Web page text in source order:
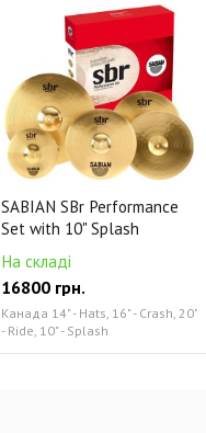
SABIAN SBr Performance
Set with 10" Splash
На складі
16800 грн.
Канада 14" - Hats, 16" - Crash, 20"
- Ride, 10" - Splash